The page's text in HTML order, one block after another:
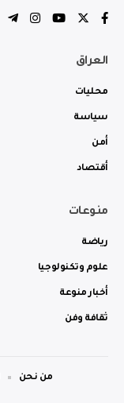
العراق
محليات
سياسة
أمن
أقتصاد
منوعات
رياضة
علوم وتكنولوجيا
أخبار منوعة
ثقافة وفن
من نحن